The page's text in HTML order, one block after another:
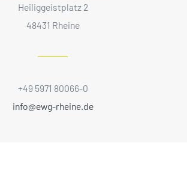
Heiliggeistplatz 2
48431 Rheine
+49 5971 80066-0
info@ewg-rheine.de